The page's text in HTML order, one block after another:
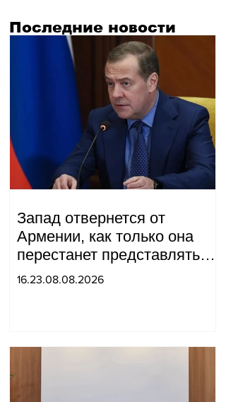
Последние новости
Запад отвернется от
Армении, как только она
перестанет представлять
для него интерес как
16.23.08.08.2026